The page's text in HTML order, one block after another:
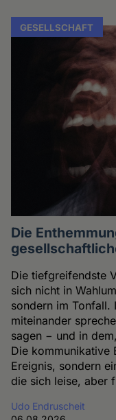
GESELLSCHAFT
Die
Die tiefgreifendste
sich nicht in
sondern im Tonfall.
miteinander
sagen − und in
Die kommunikative
Ereignis, sondern
die sich leise, aber
Udo Endruscheit